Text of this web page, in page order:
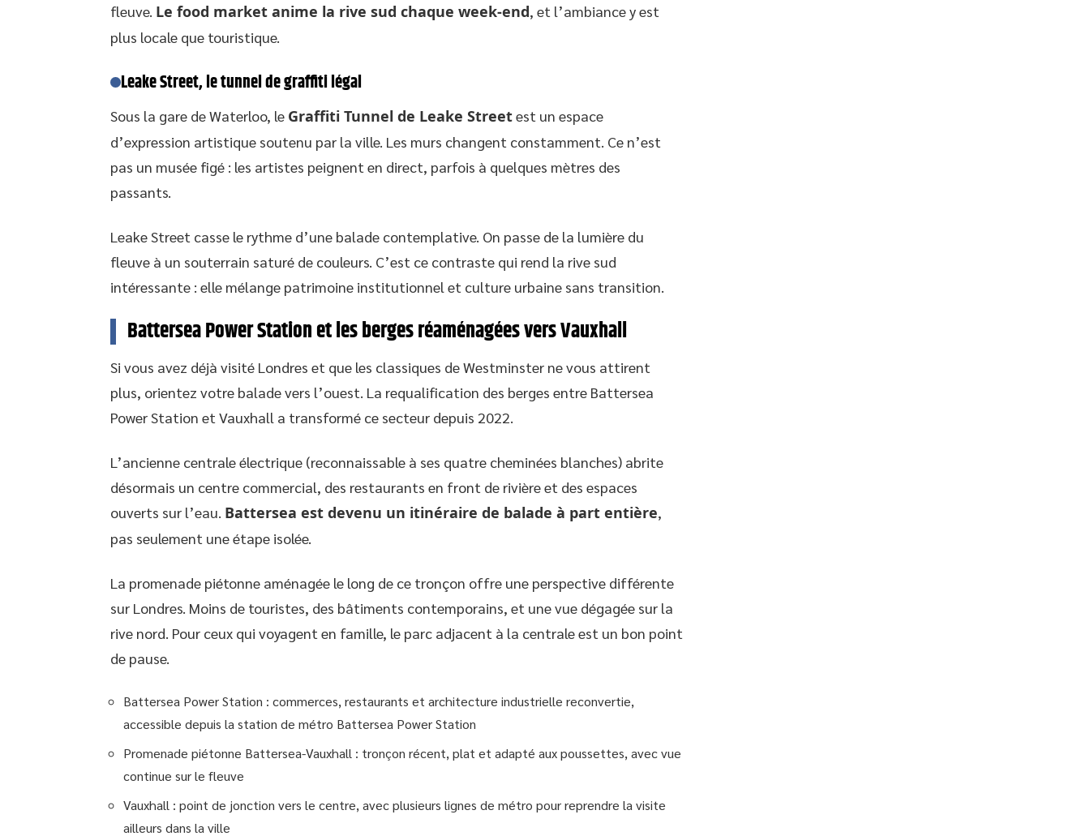
fleuve. Le food market anime la rive sud chaque week-end, et l’ambiance y est
plus locale que touristique.
Leake Street, le tunnel de graffiti légal
Sous la gare de Waterloo, le Graffiti Tunnel de Leake Streetest un espace
d’expression artistique soutenu par la ville. Les murs changent constamment. Ce n’est
pas un musée figé : les artistes peignent en direct, parfois à quelques mètres des
passants.
Leake Street casse le rythme d’une balade contemplative. On passe de la lumière du
fleuve à un souterrain saturé de couleurs. C’est ce contraste qui rend la rive sud
intéressante : elle mélange patrimoine institutionnel et culture urbaine sans transition.
Battersea Power Station et les berges réaménagées vers Vauxhall
Si vous avez déjà visité Londres et que les classiques de Westminster ne vous attirent
plus, orientez votre balade vers l’ouest. La requalification des berges entre Battersea
Power Station et Vauxhall a transformé ce secteur depuis 2022.
L’ancienne centrale électrique (reconnaissable à ses quatre cheminées blanches) abrite
désormais un centre commercial, des restaurants en front de rivière et des espaces
ouverts sur l’eau. Battersea est devenu un itinéraire de balade à part entière,
pas seulement une étape isolée.
La promenade piétonne aménagée le long de ce tronçon offre une perspective différente
sur Londres. Moins de touristes, des bâtiments contemporains, et une vue dégagée sur la
rive nord. Pour ceux qui voyagent en famille, le parc adjacent à la centrale est un bon point
de pause.
Battersea Power Station : commerces, restaurants et architecture industrielle reconvertie,
accessible depuis la station de métro Battersea Power Station
Promenade piétonne Battersea-Vauxhall : tronçon récent, plat et adapté aux poussettes, avec vue
continue sur le fleuve
Vauxhall : point de jonction vers le centre, avec plusieurs lignes de métro pour reprendre la visite
ailleurs dans la ville